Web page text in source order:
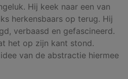
Hij keek naar een van
herkensbaars op terug. Hij
verbaasd en gefascineerd.
het op zijn kant stond.
van de abstractie hiermee